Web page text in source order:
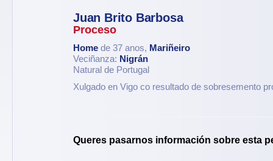
Juan Brito Barbosa
Proceso
Home de 37 anos, Mariñeiro
Veciñanza: Nigrán
Natural de Portugal
Xulgado en Vigo co resultado de sobresemento
Queres pasarnos información sobre esta